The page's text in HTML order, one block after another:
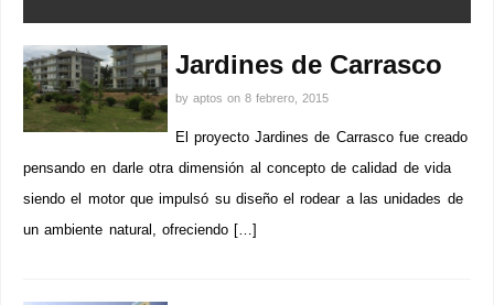
Jardines de Carrasco
by aptos on 8 febrero, 2015
El proyecto Jardines de Carrasco fue creado
pensando en darle otra dimensión al concepto de calidad de vida
siendo el motor que impulsó su diseño el rodear a las unidades de
un ambiente natural, ofreciendo […]